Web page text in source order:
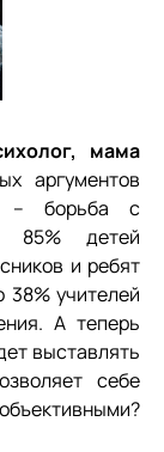
мама
аргументов
– борьба с
85% детей
и ребят
учителей
А теперь
выставлять
себе